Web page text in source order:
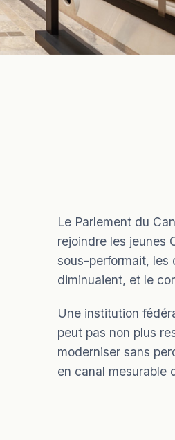
Le Parlement du
rejoindre les jeunes
sous-performait, les
diminuaient, et le
Une institution
peut pas non plus
moderniser sans
en canal mesurable